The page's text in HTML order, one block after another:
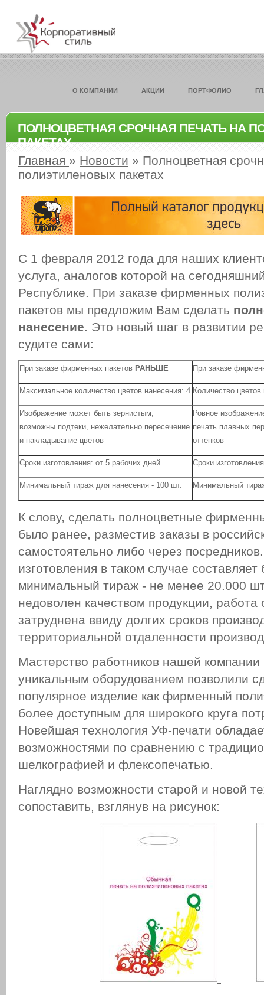
О КОМПАНИИ АКЦИИ ПОРТФОЛИО
ПОЛНОЦВЕТНАЯ СРОЧНАЯ ПЕЧАТЬ НА
ПАКЕТАХ
Главная » Новости » Полноцветная
полиэтиленовых пакетах
С 1 февраля 2012 года для наших
услуга, аналогов которой на
Республике. При заказе фирменных
пакетов мы предложим Вам сделать
нанесение. Это новый шаг в развитии
судите сами:
При заказе фирменных пакетов РАНЬШЕ При заказе
Максимальное количество цветов нанесения: 4 Количество
Изображение может быть зернистым,
возможны подтеки, нежелательно пересечение
и накладывание цветов
Ровное
печать плавных
оттенков
Сроки изготовления: от 5 рабочих дней Сроки
Минимальный тираж для нанесения - 100 шт. Минимальный
К слову, сделать полноцветные
было ранее, разместив заказы в
самостоятельно либо через
изготовления в таком случае
минимальный тираж - не менее 20.000
недоволен качеством продукции, работа
затруднена ввиду долгих сроков
территориальной отдаленности
Мастерство работников нашей
уникальным оборудованием позволили
популярное изделие как фирменный
более доступным для широкого круга
Новейшая технология УФ-печати
возможностями по сравнению с
шелкографией и флексопечатью.
Наглядно возможности старой и новой
сопоставить, взглянув на рисунок: